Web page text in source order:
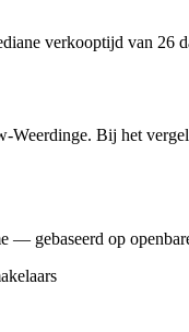
verkooptijd van 26
Bij het
gebaseerd op